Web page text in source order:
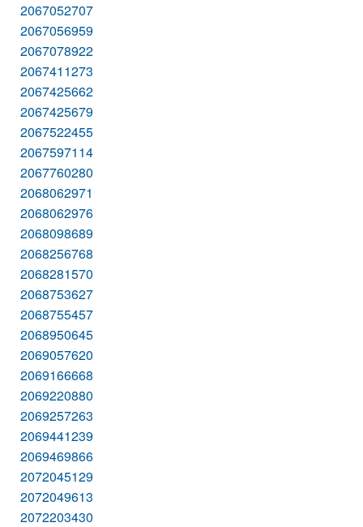
2067052707
2067056959
2067078922
2067411273
2067425662
2067425679
2067522455
2067597114
2067760280
2068062971
2068062976
2068098689
2068256768
2068281570
2068753627
2068755457
2068950645
2069057620
2069166668
2069220880
2069257263
2069441239
2069469866
2072045129
2072049613
2072203430